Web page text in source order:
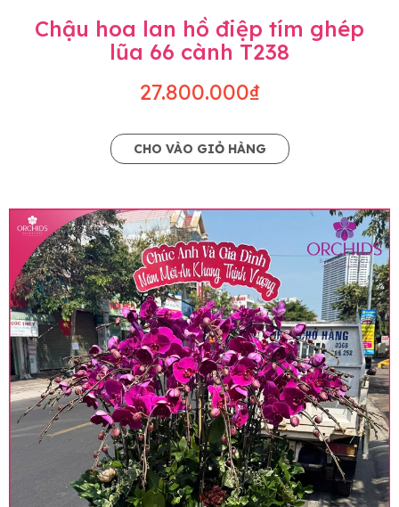
Chậu hoa lan hồ điệp tím ghép
lũa 66 cành T238
27.800.000₫
CHO VÀO GIỎ HÀNG